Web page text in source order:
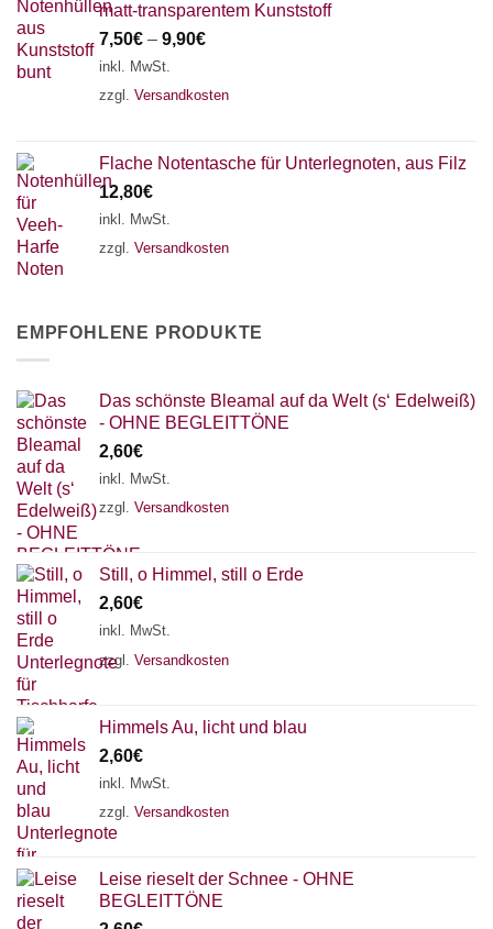
matt-transparentem Kunststoff
7,50€ – 9,90€
inkl. MwSt.
zzgl. Versandkosten
Flache Notentasche für Unterlegnoten, aus Filz
12,80€
inkl. MwSt.
zzgl. Versandkosten
EMPFOHLENE PRODUKTE
Das schönste Bleamal auf da Welt (s‘ Edelweiß)
- OHNE BEGLEITTÖNE
2,60€
inkl. MwSt.
zzgl. Versandkosten
Still, o Himmel, still o Erde
2,60€
inkl. MwSt.
zzgl. Versandkosten
Himmels Au, licht und blau
2,60€
inkl. MwSt.
zzgl. Versandkosten
Leise rieselt der Schnee - OHNE
BEGLEITTÖNE